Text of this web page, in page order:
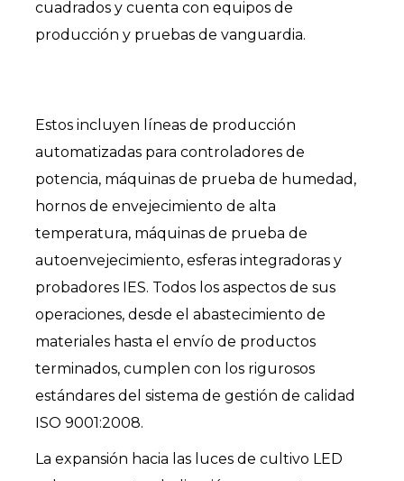
cuadrados y cuenta con equipos de
producción y pruebas de vanguardia.
Estos incluyen líneas de producción
automatizadas para controladores de
potencia, máquinas de prueba de humedad,
hornos de envejecimiento de alta
temperatura, máquinas de prueba de
autoenvejecimiento, esferas integradoras y
probadores IES. Todos los aspectos de sus
operaciones, desde el abastecimiento de
materiales hasta el envío de productos
terminados, cumplen con los rigurosos
estándares del sistema de gestión de calidad
ISO 9001:2008.
La expansión hacia las luces de cultivo LED